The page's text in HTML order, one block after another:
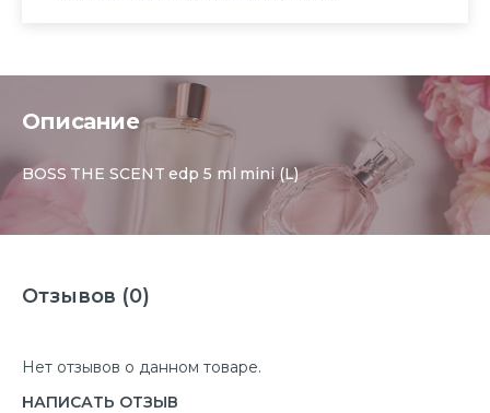
Описание
BOSS THE SCENT edp 5 ml mini (L)
Отзывов (0)
Нет отзывов о данном товаре.
НАПИСАТЬ ОТЗЫВ